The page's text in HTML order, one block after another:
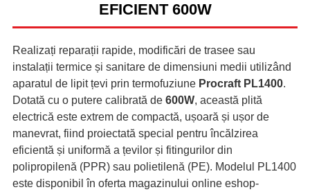
EFICIENT 600W
Realizați reparații rapide, modificări de trasee sau
instalații termice și sanitare de dimensiuni medii utilizând
aparatul de lipit țevi prin termofuziune Procraft PL1400.
Dotată cu o putere calibrată de 600W, această plită
electrică este extrem de compactă, ușoară și ușor de
manevrat, fiind proiectată special pentru încălzirea
eficientă și uniformă a țevilor și fitingurilor din
polipropilenă (PPR) sau polietilenă (PE). Modelul PL1400
este disponibil în oferta magazinului online eshop-